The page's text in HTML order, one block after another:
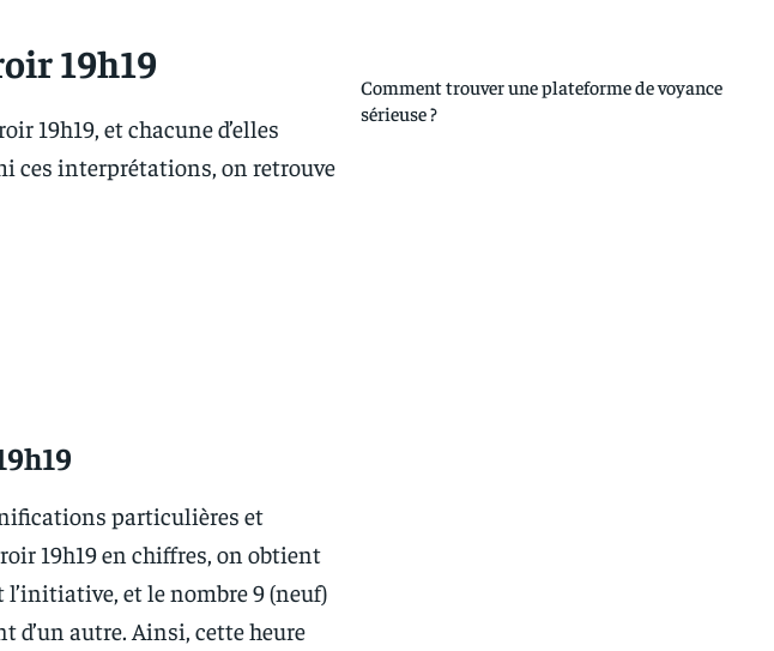
19h19
19h19, et chacune d’elles
ces interprétations, on retrouve
particulières et
19h19 en chiffres, on obtient
et le nombre 9 (neuf)
d’un autre. Ainsi, cette heure
Comment trouver une plateforme de voyance
sérieuse ?